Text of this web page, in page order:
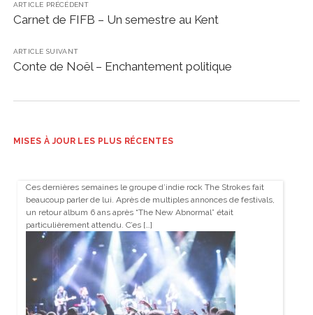
ARTICLE PRÉCÉDENT
Carnet de FIFB – Un semestre au Kent
ARTICLE SUIVANT
Conte de Noël – Enchantement politique
MISES À JOUR LES PLUS RÉCENTES
Ces dernières semaines le groupe d’indie rock The Strokes fait
beaucoup parler de lui. Après de multiples annonces de festivals,
un retour album 6 ans après “The New Abnormal” était
particulièrement attendu. C’es […]